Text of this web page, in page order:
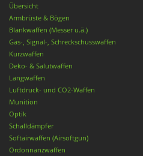
Übersicht
Armbrüste & Bögen
Blankwaffen (Messer u.ä.)
Gas-, Signal-, Schreckschusswaffen
Kurzwaffen
Deko- & Salutwaffen
Langwaffen
Luftdruck- und CO2-Waffen
Munition
Optik
Schalldämpfer
Softairwaffen (Airsoftgun)
Ordonnanzwaffen